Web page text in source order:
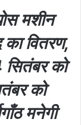
मशीन
का वितरण,
सितंबर को
को
मनेगी